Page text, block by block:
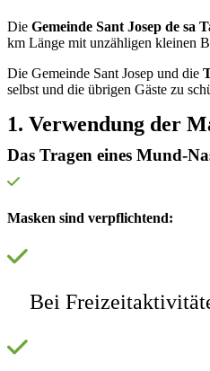
Die Gemeinde Sant Josep de sa
km Länge mit unzähligen kleinen
Die Gemeinde Sant Josep und die
selbst und die übrigen Gäste zu
1. Verwendung der
Das Tragen eines Mund-
Masken sind verpflichtend:
Bei